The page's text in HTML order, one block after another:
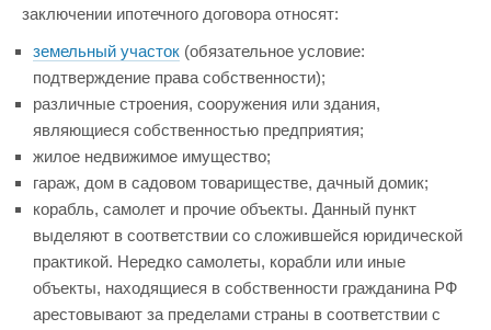
заключении ипотечного договора относят:
земельный участок (обязательное условие:
подтверждение права собственности);
различные строения, сооружения или здания,
являющиеся собственностью предприятия;
жилое недвижимое имущество;
гараж, дом в садовом товариществе, дачный домик;
корабль, самолет и прочие объекты. Данный пункт
выделяют в соответствии со сложившейся юридической
практикой. Нередко самолеты, корабли или иные
объекты, находящиеся в собственности гражданина РФ
арестовывают за пределами страны в соответствии с